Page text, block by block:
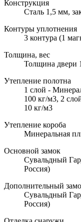
Конструкция
Сталь 1,5 мм,
Контуры уплотнения
3 контура (1
Толщина, вес
Толщина двери
Утепление полотна
1 слой -
100 кг/м3, 2
10 кг/м3
Утепление короба
Минеральная
Основной замок
Сувальдный
Россия)
Дополнительный
Сувальдный
Россия)